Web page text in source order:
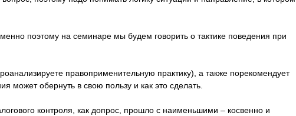
поэтому на семинаре мы будем говорить о тактике поведения при
правоприменительную практику), а также порекомендует
может обернуть в свою пользу и как это сделать.
контроля, как допрос, прошло с наименьшими – косвенно и